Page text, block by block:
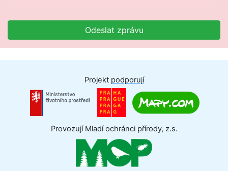
Odeslat zprávu
Projekt podporují
Provozují Mladí ochránci přírody, z.s.